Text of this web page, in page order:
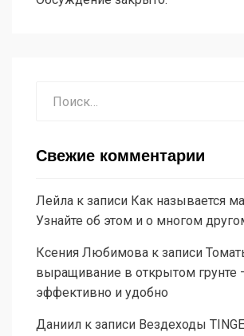
Свежие комментарии
Лейла к записи Как называется
Узнайте об этом и о многом
Ксения Любимова к записи
выращивание в открытом грунте
эффективно и удобно
Даниил к записи Вездеходы